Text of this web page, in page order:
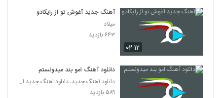
۰۲:۱۲
آهنگ جدید آغوش تو از رایکادو
میلاد
۶۴۳ بازدید
دانلود آهنگ امو بند میدونستم
دانلود آهنگ جدید، دانلود اهنگ جدید ایرانی
۵۸۹ بازدید